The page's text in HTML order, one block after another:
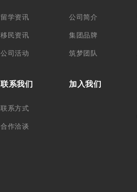
留学资讯
移民资讯
公司活动
联系我们
联系方式
合作洽谈
公司简介
集团品牌
筑梦团队
加入我们